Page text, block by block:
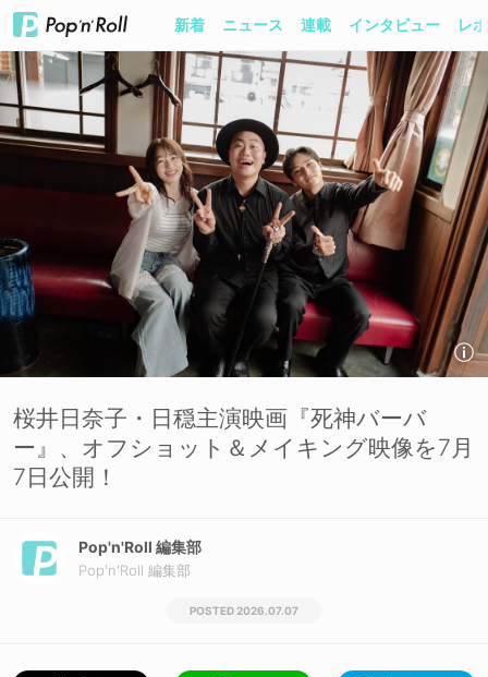
新着 ニュース 連載 インタビュー レ
桜井日奈子・日穏主演映画『死神バーバ
ー』、オフショット＆メイキング映像を7月
7日公開！
Pop'n'Roll 編集部
Pop'n'Roll 編集部
2026.07.07